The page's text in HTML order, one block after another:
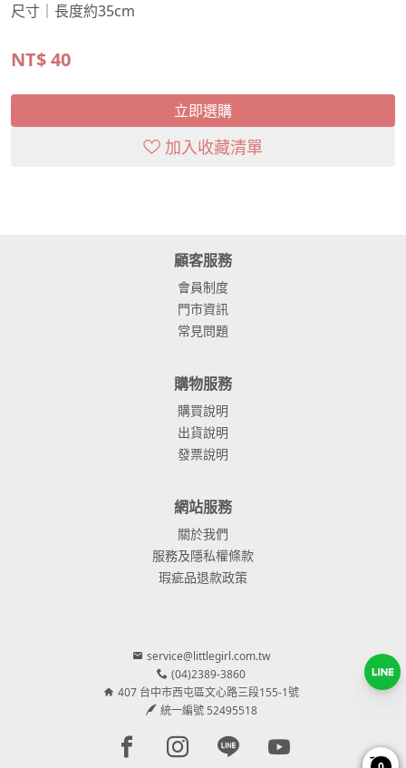
尺寸｜長度約35cm
NT$40
立即選購
加入收藏清單
顧客服務
會員制度
門市資訊
常見問題
購物服務
購買說明
出貨說明
發票說明
網站服務
關於我們
服務及隱私權條款
瑕疵品退款政策
service@littlegirl.com.tw
(04)2389-3860
407 台中市西屯區文心路三段155-1號
統一編號 52495518
Facebook page
Instagram page
Line pageYoutube page